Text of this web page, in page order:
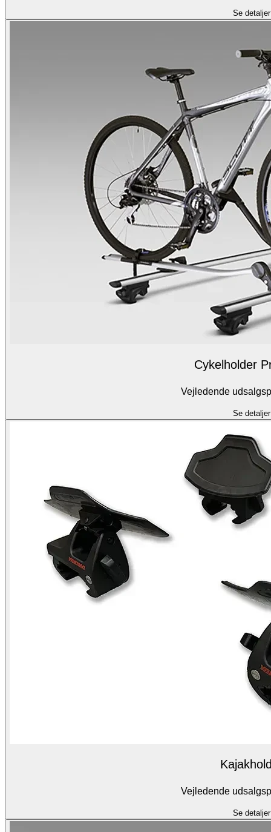
Se detaljer
Cykelholder
Vejledende
Se detaljer
Vejledende
Se detaljer